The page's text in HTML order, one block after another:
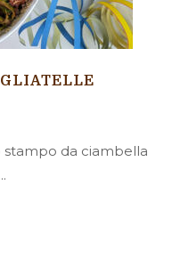
stampo da ciambella